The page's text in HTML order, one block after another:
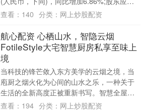
溢利4.72亿元，同....
查看： 140 分类： 网上炒股配资
航心配资 心栖山水，智隐云烟
FotileStyle大宅智慧厨房私享至味上
境
当科技的锋芒敛入东方美学的云烟之境，当
庖厨之烟火化为心间的山水之乐，一种关于
生活的全新高度正被重新书写。智慧全屋高
端定制品牌FotileStyle深刻洞察当代精....
查看： 194 分类： 网上炒股配资